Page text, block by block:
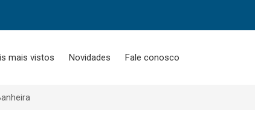
mais vistos Novidades Fale conosco